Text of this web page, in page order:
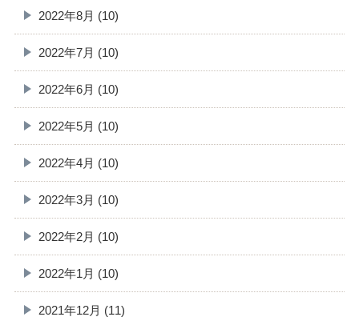
2022年8月 (10)
2022年7月 (10)
2022年6月 (10)
2022年5月 (10)
2022年4月 (10)
2022年3月 (10)
2022年2月 (10)
2022年1月 (10)
2021年12月 (11)